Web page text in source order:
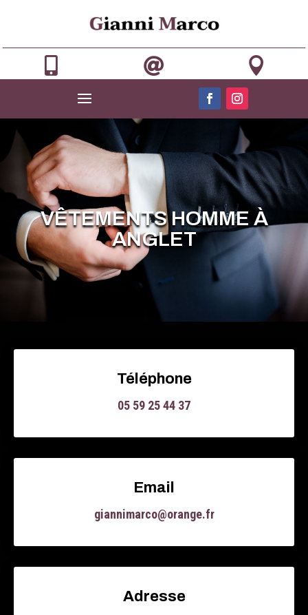
  
VÊTEMENTS HOMME À
ANGLET
Téléphone
05 59 25 44 37
Email
giannimarco@orange.fr
Adresse